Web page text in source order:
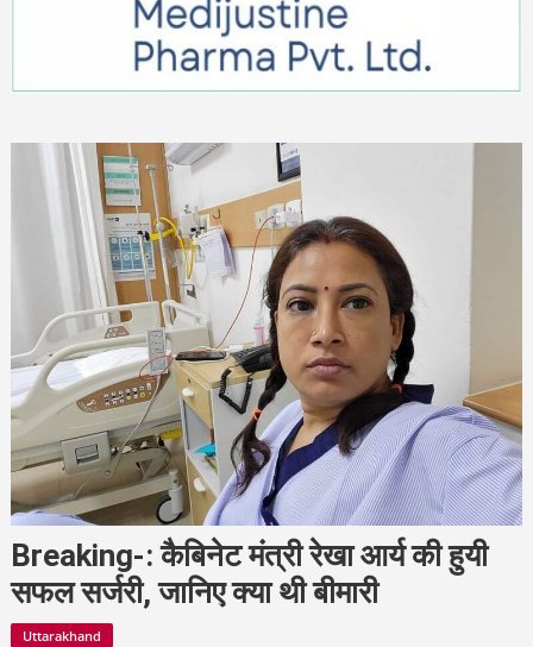
Breaking-: कैबिनेट मंत्री रेखा आर्य की हुयी
सफल सर्जरी, जानिए क्या थी बीमारी
Uttarakhand